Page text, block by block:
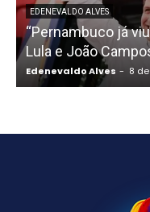
EDENEVALDO ALVES
“Pernambuco já
Lula e João
Edenevaldo Alves - 8